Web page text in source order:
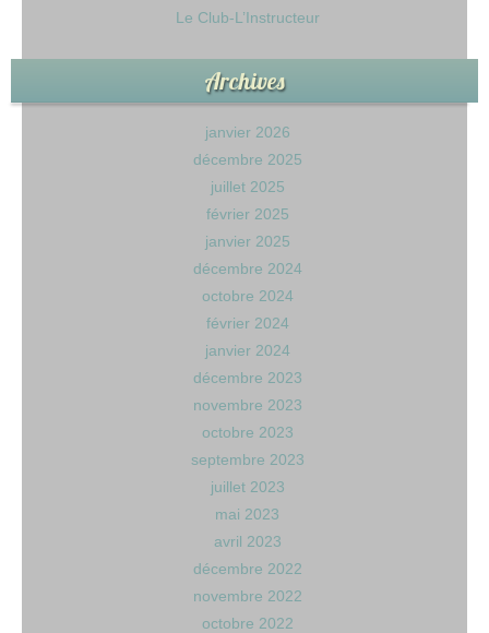
Le Club-L’Instructeur
Archives
janvier 2026
décembre 2025
juillet 2025
février 2025
janvier 2025
décembre 2024
octobre 2024
février 2024
janvier 2024
décembre 2023
novembre 2023
octobre 2023
septembre 2023
juillet 2023
mai 2023
avril 2023
décembre 2022
novembre 2022
octobre 2022